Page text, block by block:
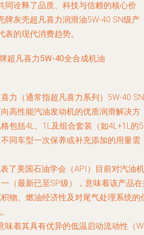
同诠释了品质、科技与信赖的核心价
牌灰壳超凡喜力润滑油5W-40 SN级产
的现代消费趋势。
超凡喜力5W-40全合成机油
喜力（通常指超凡喜力系列）5W-40 SN
高性能汽油发动机的优质润滑解决方
包括4L、1L及组合套装（如4L+1L的
同车型一次保养或补充添加的用量需
表了美国石油学会（API）目前对汽油机
（最新已至SP级），意味着该产品
物、燃油经济性及对尾气处理系统的
意味着其具有优异的低温启动流动性（